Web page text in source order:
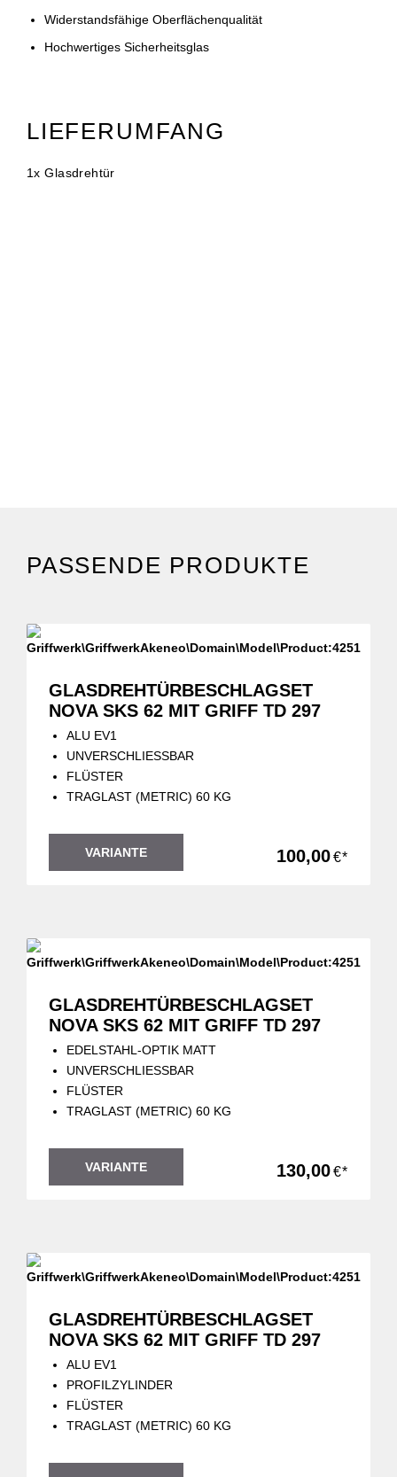
Widerstandsfähige Oberflächenqualität
Hochwertiges Sicherheitsglas
LIEFERUMFANG
1x Glasdrehtür
PASSENDE PRODUKTE
GLASDREHTÜRBESCHLAGSET
NOVA SKS 62 MIT GRIFF TD 297
ALU EV1
UNVERSCHLIESSBAR
FLÜSTER
TRAGLAST (METRIC) 60 KG
VARIANTE 100,00€*
GLASDREHTÜRBESCHLAGSET
NOVA SKS 62 MIT GRIFF TD 297
EDELSTAHL-OPTIK MATT
UNVERSCHLIESSBAR
FLÜSTER
TRAGLAST (METRIC) 60 KG
VARIANTE 130,00€*
GLASDREHTÜRBESCHLAGSET
NOVA SKS 62 MIT GRIFF TD 297
ALU EV1
PROFILZYLINDER
FLÜSTER
TRAGLAST (METRIC) 60 KG